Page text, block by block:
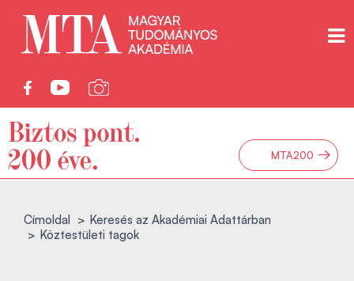
MTA200 →
Címoldal
Keresés az Akadémiai Adattárban
Köztestületi tagok